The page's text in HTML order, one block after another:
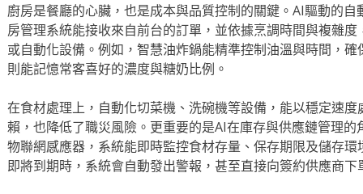
廚房是餐廳的心臟，也是成本與品質控制的關鍵。AI驅動的
房管理系統能接收來自前台的訂單，並依據烹調時間與複雜
或自動化設備。例如，智慧油炸鍋能精準控制油溫與時間，
則能記憶常客喜好的濃度與糖奶比例。
在食材處理上，自動化切菜機、洗碗機等設備，能以穩定速
賴，也降低了職災風險。更重要的是AI在庫存與供應鏈管理
物聯網感應器，系統能即時監控食材存量、保存期限及儲存
即將到期時，系統會自動發出警報，甚至直接向簽約供應商下